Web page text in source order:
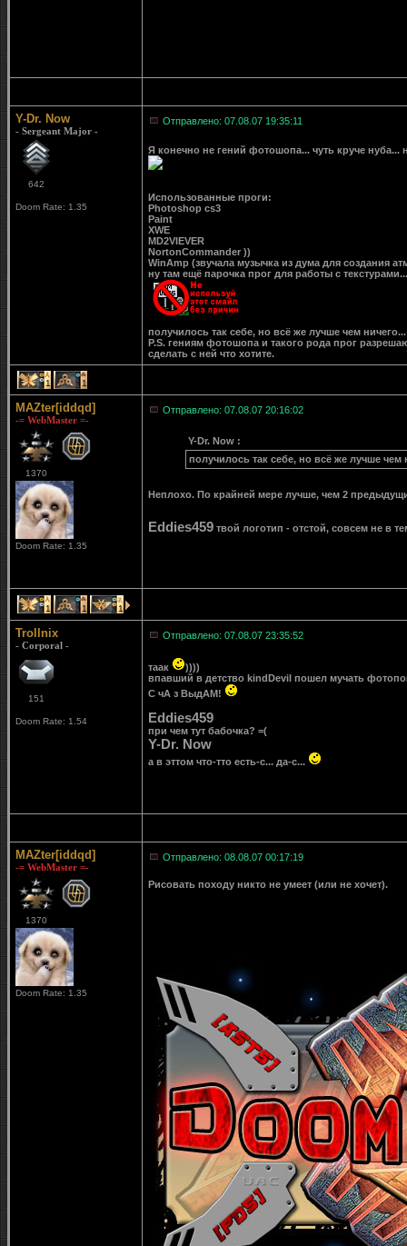
Y-Dr. Now
- Sergeant Major -
642
Doom Rate: 1.35
Отправлено: 07.08.07 19:35:11
Я конечно не гений фотошопа... чуть круче
Использованные проги:
Photoshop cs3
Paint
XWE
MD2VIEVER
NortonCommander ))
WinAmp (звучала музычка из дума для создания
ну там ещё парочка прог для работы с текстурами...
получилось так себе, но всё же лучше чем ничего...
P.S. гениям фотошопа и такого рода прог
сделать с ней что хотите.
1 1
MAZter[iddqd]
-= WebMaster =-
1370
Doom Rate: 1.35
Отправлено: 07.08.07 20:16:02
Y-Dr. Now :
получилось так себе, но всё же лучше чем
Неплохо. По крайней мере лучше, чем 2
Eddies459 твой логотип - отстой, совсем не в
1 1 1
Trollnix
- Corporal -
151
Doom Rate: 1.54
Отправлено: 07.08.07 23:35:52
таак
))))
впавший в детство kindDevil пошел мучать
С чА з ВыдАМ!
Eddies459
при чем тут бабочка? =(
Y-Dr. Now
а в эттом что-тто есть-с... да-с...
MAZter[iddqd]
-= WebMaster =-
1370
Doom Rate: 1.35
Отправлено: 08.08.07 00:17:19
Рисовать походу никто не умеет (или не хочет).